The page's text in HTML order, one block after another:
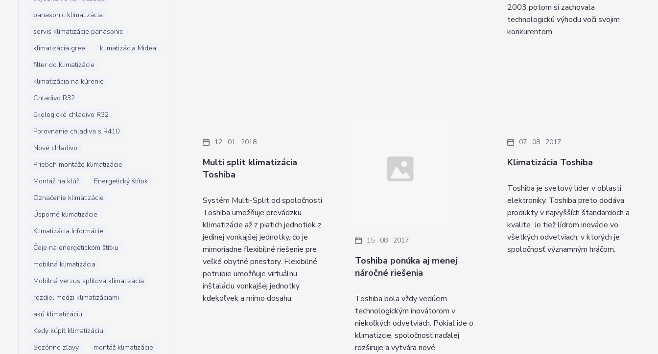
panasonic klimatizácia
servis klimatizácie panasonic
klimatizácia gree
klimatizácia Midea
filter do klimatizácie
klimatizácia na kúrenie
Chladivo R32
Ekologické chladivo R32
Porovnanie chladiva s R410
Nové chladivo
Priebeh montáže klimatizácie
Montáž na klúč
Energetický štítok
Označenie klimatizácie
Úsporné klimatizácie
Klimatizácia Informácie
Čoje na energetickom štítku
mobilná klimatizácia
Mobilná verzus splitová klimatizácia
rozdiel medzi klimatizáciami
akú klimatizáciu
Kedy kúpiť klimatizáciu
Sezónne zľavy
montáž klimatizácie
2003 potom si zachovala
technologickú výhodu voči svojim
konkurentom
Multi split klimatizácia
Toshiba
12 01 2018
Systém Multi-Split od spoločnosti
Toshiba umožňuje prevádzku
klimatizácie až z piatich jednotiek z
jedinej vonkajšej jednotky, čo je
mimoriadne flexibilné riešenie pre
veľké obytné priestory. Flexibilné
potrubie umožňuje virtuálnu
inštaláciu vonkajšej jednotky
kdekoľvek a mimo dosahu.
Toshiba ponúka aj menej
náročné riešenia
15 08 2017
Toshiba bola vždy vedúcim
technologickým inovátorom v
niekoľkých odvetviach. Pokiaľ ide o
klimatizcie, spoločnosť naďalej
rozširuje a vytvára nové
Klimatizácia Toshiba
07 08 2017
Toshiba je svetový líder v oblasti
elektroniky. Toshiba preto dodáva
produkty v najvyšších štandardoch a
kvalite. Je tiež lídrom inovácie vo
všetkých odvetviach, v ktorých je
spoločnosť významným hráčom.